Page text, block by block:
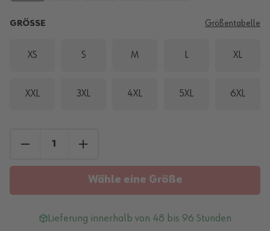
GRÖSSE Größentabelle
XS S M L XL
XXL 3XL 4XL 5XL 6XL
Wähle eine Größe
Lieferung innerhalb von 48 bis 96 Stunden